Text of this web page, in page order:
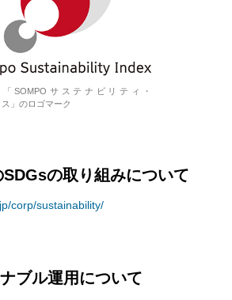
「SOMPOサステナビリティ・
」のロゴマーク
の取り組みについて
corp/sustainability/
ブル運用について